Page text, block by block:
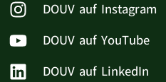
DOUV auf Instagram
DOUV auf YouTube
DOUV auf LinkedIn